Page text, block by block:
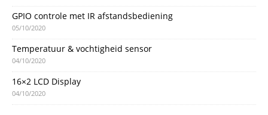
GPIO controle met IR afstandsbediening
05/10/2020
Temperatuur & vochtigheid sensor
04/10/2020
16×2 LCD Display
04/10/2020